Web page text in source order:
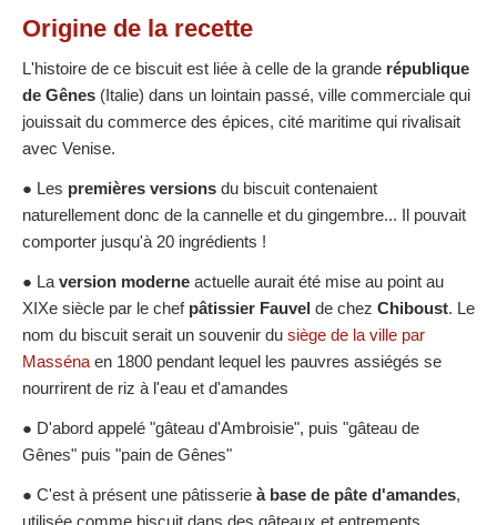
Origine de la recette
L'histoire de ce biscuit est liée à celle de la grande république
de Gênes (Italie) dans un lointain passé, ville commerciale qui
jouissait du commerce des épices, cité maritime qui rivalisait
avec Venise.
● Les premières versions du biscuit contenaient
naturellement donc de la cannelle et du gingembre... Il pouvait
comporter jusqu'à 20 ingrédients !
● La version moderne actuelle aurait été mise au point au
XIXe siècle par le chef pâtissier Fauvel de chez Chiboust. Le
nom du biscuit serait un souvenir du siège de la ville par
Masséna en 1800 pendant lequel les pauvres assiégés se
nourrirent de riz à l'eau et d'amandes
● D'abord appelé "gâteau d'Ambroisie", puis "gâteau de
Gênes" puis "pain de Gênes"
● C'est à présent une pâtisserie à base de pâte d'amandes,
utilisée comme biscuit dans des gâteaux et entrements.